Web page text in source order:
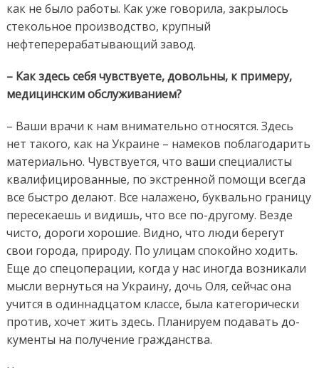
как не было работы. Как уже говорила, закрылось
стекольное производство, крупный
нефтеперерабатывающий завод.
– Как здесь себя чувствуете, довольны, к примеру,
медицинским обслуживанием?
– Ваши врачи к нам внимательно относятся. Здесь
нет такого, как на Украине – намеков поблагодарить
материально. Чувствуется, что ваши специалисты
квалифицированные, по экстренной помощи всегда
все быстро делают. Все налажено, буквально границу
пересекаешь и видишь, что все по-другому. Везде
чисто, дороги хорошие. Видно, что люди берегут
свои города, природу. По улицам спокойно ходить.
Еще до спецоперации, когда у нас иногда возникали
мысли вернуться на Украину, дочь Оля, сейчас она
учится в одиннадцатом классе, была категорически
против, хочет жить здесь. Планируем подавать до­
кументы на получение гражданства.